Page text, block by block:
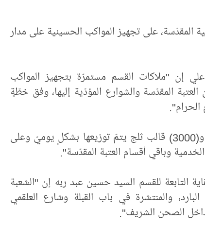
المقدّسة، على تجهيز المواكب الحسينية على مدار
إن "ملاكات القسم مستمرّة بتجهيز المواكب
المقدّسة والشوارع المؤدّية إليها، وفق خطّةٍ
وأضاف أن "حوالي (12) ألف صندوق ماء و(3000) قالب ثلج يتمّ توزيعها بشكلٍ يوميّ وعلى
وباقي أقسام العتبة المقدّسة".
التابعة للقسم السيد حسين عبد ربه إن "الشعبة
والمنتشرة في باب القبلة وشارع العلقمي
الصحن الشريف".